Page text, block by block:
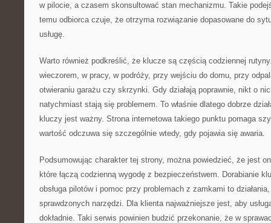
w pilocie, a czasem skonsultować stan mechanizmu. Takie
temu odbiorca czuje, że otrzyma rozwiązanie dopasowane do
usługę.
Warto również podkreślić, że klucze są częścią codziennej
wieczorem, w pracy, w podróży, przy wejściu do domu, przy
otwieraniu garażu czy skrzynki. Gdy działają poprawnie, nikt o
natychmiast stają się problemem. To właśnie dlatego dobrze
kluczy jest ważny. Strona internetowa takiego punktu pomaga
wartość odczuwa się szczególnie wtedy, gdy pojawia się awaria.
Podsumowując charakter tej strony, można powiedzieć, że jest
które łączą codzienną wygodę z bezpieczeństwem. Dorabianie
obsługa pilotów i pomoc przy problemach z zamkami to
sprawdzonych narzędzi. Dla klienta najważniejsze jest, aby
dokładnie. Taki serwis powinien budzić przekonanie, że w